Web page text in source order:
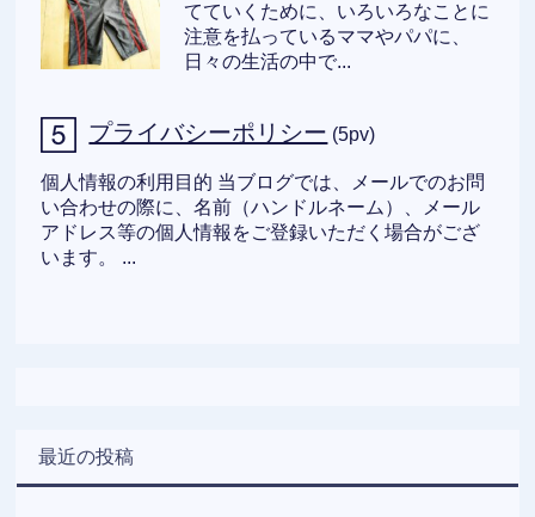
てていくために、いろいろなことに
注意を払っているママやパパに、
日々の生活の中で...
プライバシーポリシー (5pv)
個人情報の利用目的 当ブログでは、メールでのお問
い合わせの際に、名前（ハンドルネーム）、メール
アドレス等の個人情報をご登録いただく場合がござ
います。 ...
最近の投稿